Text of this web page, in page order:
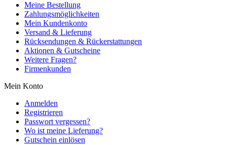
Meine Bestellung
Zahlungsmöglichkeiten
Mein Kundenkonto
Versand & Lieferung
Rücksendungen & Rückerstattungen
Aktionen & Gutscheine
Weitere Fragen?
Firmenkunden
Mein Konto
Anmelden
Registrieren
Passwort vergessen?
Wo ist meine Lieferung?
Gutschein einlösen